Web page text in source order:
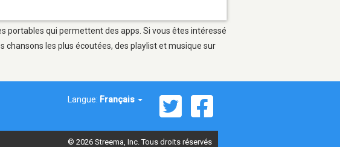
portables qui permettent des apps. Si vous êtes intéressé
les plus écoutées, des playlist et musique sur
Langue: Français
© 2026 Streema, Inc. Tous droits réservés